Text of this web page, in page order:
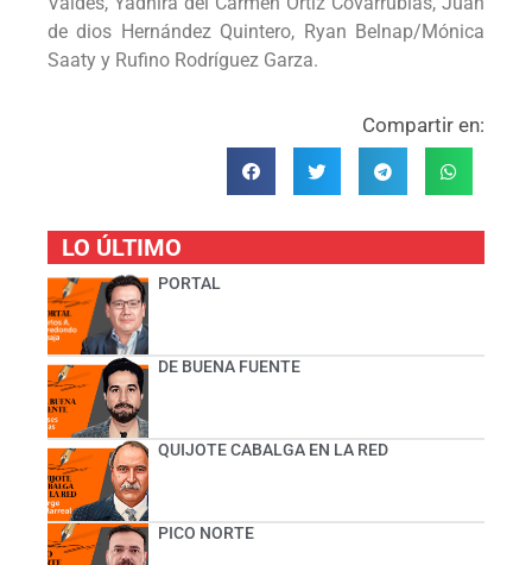
de dios Hernández Quintero, Ryan Belnap/Mónica
Saaty y Rufino Rodríguez Garza.
Compartir en:
LO ÚLTIMO
PORTAL
DE BUENA FUENTE
QUIJOTE CABALGA EN LA RED
PICO NORTE